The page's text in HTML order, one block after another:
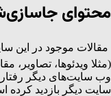
محتوای
مقالات موجود در این
(مثلا ویدئوها،
وب سایت‌های دیگر رفتار
سایت دیگر بازدید کرده